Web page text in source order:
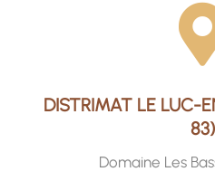
DISTRIMAT LE LUC-
83)
Domaine Les